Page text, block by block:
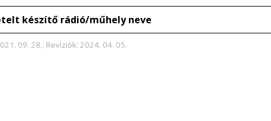
készítő rádió/műhely neve
09. 28.; Revíziók: 2024. 04. 05.